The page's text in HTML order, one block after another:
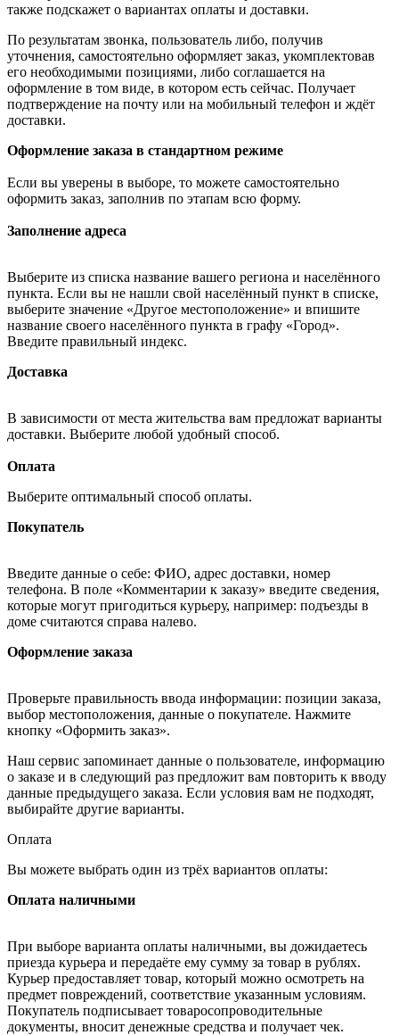
также подскажет о вариантах оплаты и доставки.
По результатам звонка, пользователь либо, получив
уточнения, самостоятельно оформляет заказ, укомплектовав
его необходимыми позициями, либо соглашается на
оформление в том виде, в котором есть сейчас. Получает
подтверждение на почту или на мобильный телефон и ждёт
доставки.
Оформление заказа в стандартном режиме
Если вы уверены в выборе, то можете самостоятельно
оформить заказ, заполнив по этапам всю форму.
Заполнение адреса
Выберите из списка название вашего региона и населённого
пункта. Если вы не нашли свой населённый пункт в списке,
выберите значение «Другое местоположение» и впишите
название своего населённого пункта в графу «Город».
Введите правильный индекс.
Доставка
В зависимости от места жительства вам предложат варианты
доставки. Выберите любой удобный способ.
Оплата
Выберите оптимальный способ оплаты.
Покупатель
Введите данные о себе: ФИО, адрес доставки, номер
телефона. В поле «Комментарии к заказу» введите сведения,
которые могут пригодиться курьеру, например: подъезды в
доме считаются справа налево.
Оформление заказа
Проверьте правильность ввода информации: позиции заказа,
выбор местоположения, данные о покупателе. Нажмите
кнопку «Оформить заказ».
Наш сервис запоминает данные о пользователе, информацию
о заказе и в следующий раз предложит вам повторить к вводу
данные предыдущего заказа. Если условия вам не подходят,
выбирайте другие варианты.
Оплата
Вы можете выбрать один из трёх вариантов оплаты:
Оплата наличными
При выборе варианта оплаты наличными, вы дожидаетесь
приезда курьера и передаёте ему сумму за товар в рублях.
Курьер предоставляет товар, который можно осмотреть на
предмет повреждений, соответствие указанным условиям.
Покупатель подписывает товаросопроводительные
документы, вносит денежные средства и получает чек.